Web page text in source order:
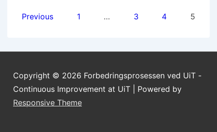
Previous 1 … 3 4 5
Copyright © 2026 Forbedringsprosessen ved UiT -
Continuous Improvement at UiT
| Powered by
Responsive Theme